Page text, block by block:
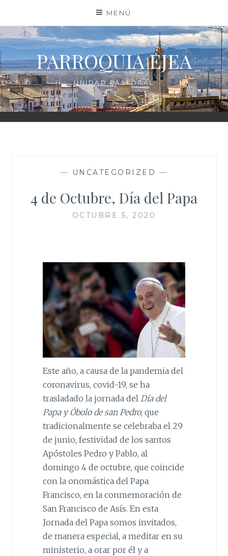
contenido
MENÚ
PARROQUIA EJEA
UNIDAD PASTORAL
— UNCATEGORIZED —
4 de Octubre, Día del Papa
OCTUBRE 5, 2020
Este año, a causa de la pandemia del
coronavirus, covid-19, se ha
trasladado la jornada del Día del
Papa y Óbolo de san Pedro, que
tradicionalmente se celebraba el 29
de junio, festividad de los santos
Apóstoles Pedro y Pablo, al
domingo 4 de octubre, que coincide
con la onomástica del Papa
Francisco, en la conmemoración de
San Francisco de Asís. En esta
Jornada del Papa somos invitados,
de manera especial, a meditar en su
ministerio, a orar por él y a